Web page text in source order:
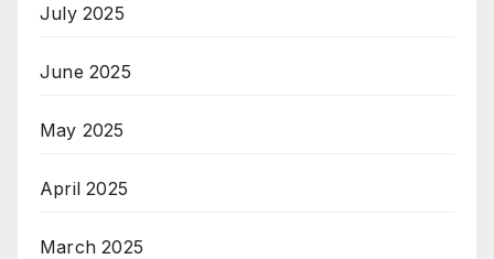
July 2025
June 2025
May 2025
April 2025
March 2025